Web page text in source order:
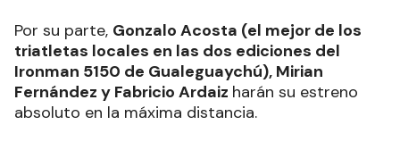
Por su parte, Gonzalo Acosta (el mejor de los
triatletas locales en las dos ediciones del
Ironman 5150 de Gualeguaychú), Mirian
Fernández y Fabricio Ardaiz harán su estreno
absoluto en la máxima distancia.